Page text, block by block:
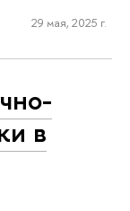
29 мая, 2025 г.
в